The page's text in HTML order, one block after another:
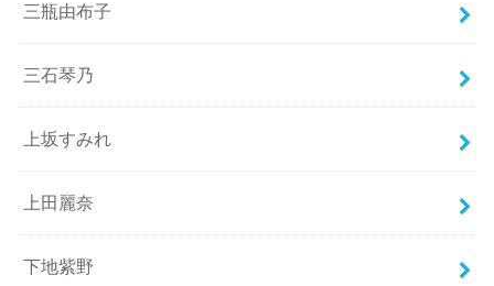
三瓶由布子
三石琴乃
上坂すみれ
上田麗奈
下地紫野